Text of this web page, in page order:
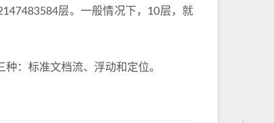
层。一般情况下，10层，就
：标准文档流、浮动和定位。